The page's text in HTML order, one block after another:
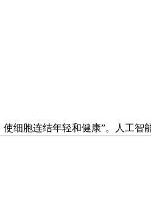
胞连结年轻和健康”。人工智